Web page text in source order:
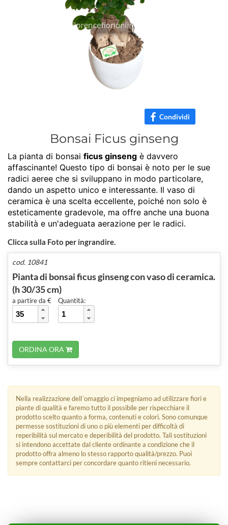
Condividi
Bonsai Ficus ginseng
La pianta di bonsai ficus ginseng è davvero
affascinante! Questo tipo di bonsai è noto per le sue
radici aeree che si sviluppano in modo particolare,
dando un aspetto unico e interessante. Il vaso di
ceramica è una scelta eccellente, poiché non solo è
esteticamente gradevole, ma offre anche una buona
stabilità e un'adeguata aerazione per le radici.
Clicca sulla Foto per ingrandire.
cod. 10841
Pianta di bonsai ficus ginseng con vaso di ceramica.
(h 30/35 cm)
a partire da € Quantità:
ORDINA ORA
Nella realizzazione dell´omaggio ci impegniamo ad utilizzare fiori e
piante di qualità e faremo tutto il possibile per rispecchiare il
prodotto scelto quanto a forma, contenuti e colori. Sono comunque
permesse sostituzioni di uno o più elementi per difficoltà di
reperibilità sul mercato e deperibilità del prodotto. Tali sostituzioni
si intendono accettate dal cliente ordinante a condizione che il
prodotto offra almeno lo stesso rapporto qualità/prezzo. Puoi
sempre contattarci per concordare quanto ritieni necessario.